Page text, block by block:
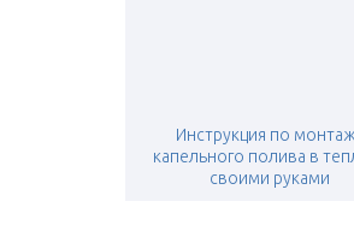
Инструкция по
капельного полива в
своими руками